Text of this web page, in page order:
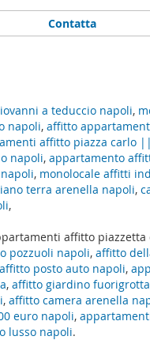
affitto
pozzuoli napoli, affitto
affitto posto auto napoli,
, affitto giardino fuorigrotta
, affitto camera arenella
euro napoli,
lusso napoli.
Contatta
a teduccio napoli,
napoli, affitto
affitto piazza carlo
napoli, appartamento
, monolocale affitti
terra arenella napoli,
,